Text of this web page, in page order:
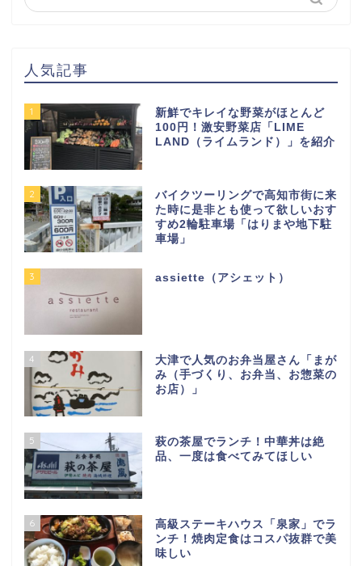
人気記事
1
新鮮でキレイな野菜がほとんど
100円！激安野菜店「LIME
LAND（ライムランド）」を紹介
2
バイクツーリングで高知市街に来
た時に是非とも使って欲しいおす
すめ2輪駐車場「はりまや地下駐
車場」
3 assiette（アシェット）
4
大津で人気のお弁当屋さん「まが
み（手づくり、お弁当、お惣菜の
お店）」
5
萩の茶屋でランチ！中華丼は絶
品、一度は食べてみてほしい
6
高級ステーキハウス「泉家」でラ
ンチ！焼肉定食はコスパ抜群で美
味しい